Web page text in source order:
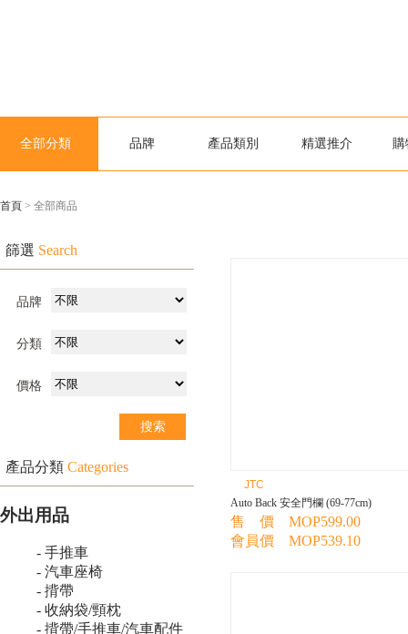
全部分類 品牌 產品類別 精選推介 購
首頁 > 全部商品
篩選 Search
品牌
分類
價格
產品分類 Categories
外出用品
- 手推車
- 汽車座椅
- 揹帶
- 收納袋/頸枕
- 揹帶/手推車/汽車配件
JTC
Auto Back 安全門欄 (69-77cm)
售 價 MOP599.00
會員價 MOP539.10